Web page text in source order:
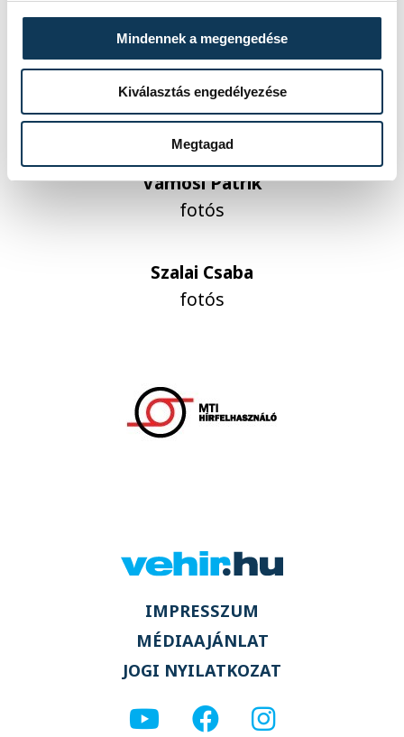
Mindennek a megengedése
Kiválasztás engedélyezése
Megtagad
újságíró
risko.annamaria@vehir.hu
Kovács Bálint
fotós
Vámosi Patrik
fotós
Szalai Csaba
fotós
IMPRESSZUM
MÉDIAAJÁNLAT
JOGI NYILATKOZAT